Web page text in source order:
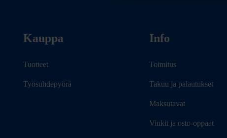
Kauppa
Tuotteet
Työsuhdepyörä
Info
Toimitus
Takuu ja palautukset
Maksutavat
Vinkit ja osto-oppaat